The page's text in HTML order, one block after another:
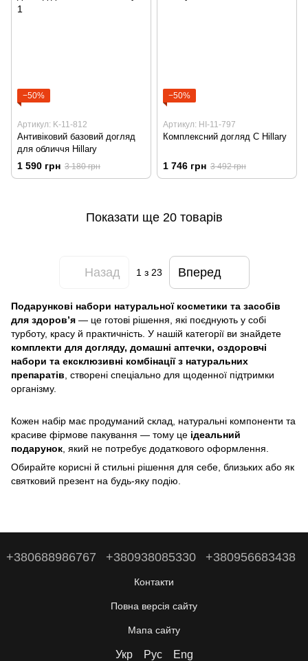
−50%
Артикул: K-11-812
Антивіковий базовий догляд
для обличчя Hillary
1 590 грн 3 180 грн
−50%
Артикул: HI-11-797
Комплексний догляд С Hillary
1 746 грн 3 492 грн
Показати ще 20 товарів
Назад 1з 23 Вперед
Подарункові набори натуральної косметики та засобів
для здоров’я — це готові рішення, які поєднують у собі
турботу, красу й практичність. У нашій категорії ви знайдете
комплекти для догляду, домашні аптечки, оздоровчі
набори та ексклюзивні комбінації з натуральних
препаратів, створені спеціально для щоденної підтримки
організму.
Кожен набір має продуманий склад, натуральні компоненти та
красиве фірмове пакування — тому це ідеальний
подарунок, який не потребує додаткового оформлення.
Обирайте корисні й стильні рішення для себе, близьких або як
святковий презент на будь-яку подію.
+380688986767 +380938085330 +380956683438
Контакти
Повна версія сайту
Мапа сайту
Укр Рус Eng